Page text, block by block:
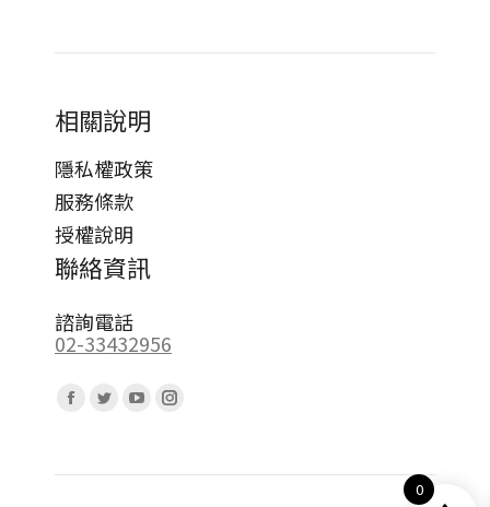
相關說明
隱私權政策
服務條款
授權說明
聯絡資訊
諮詢電話
02-33432956
Facebook
opens
Twitter
opens
YouTube
opens
Instagram
opens
0